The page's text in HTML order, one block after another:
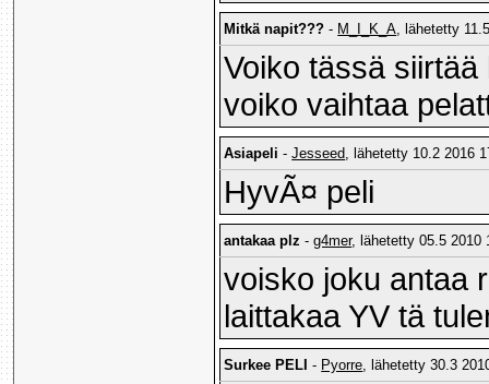
Mitkä napit??? - M_I_K_A, lähetetty
Voiko tässä
voiko vaihtaa
Asiapeli -Jesseed, lähetetty 10.2 2016
HyvÃ¤ peli
antakaa plz -g4mer, lähetetty 05.5
voisko joku antaa
laittakaa YV tä
Surkee PELI - Pyorre, lähetetty 30.3